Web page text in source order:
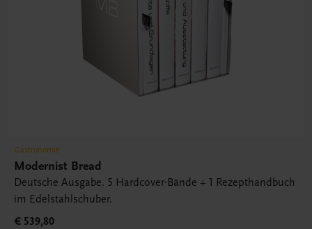
Gastronomie
Modernist Bread
Deutsche Ausgabe. 5 Hardcover-Bände + 1 Rezepthandbuch
im Edelstahlschuber.
€ 539,80